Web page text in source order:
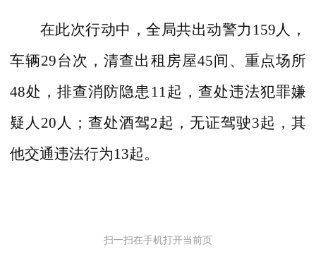
在此次行动中，全局共出动警力 159人，
车辆29台次，清查出租房屋45间、重点场所
48处，排查消防隐患 11起，查处违法犯罪嫌
疑人 20 人；查处酒驾2起，无证驾驶3起，其
他交通违法行为13起。
扫一扫在手机打开当前页